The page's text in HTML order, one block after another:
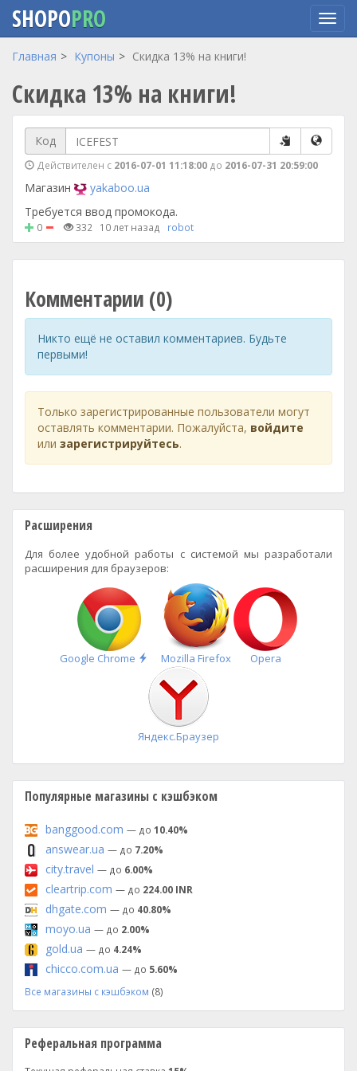
Перейти
основному
содержанию
SHOPOPRO
Главная Купоны Скидка 13% на книги!
Скидка 13% на книги!
Код
Действителен с 2016-07-01 11:18:00 до 2016-07-31 20:59:00
Магазин
yakaboo.ua
Требуется ввод промокода.
0 332 10 лет назад robot
Комментарии (0)
Никто ещё не оставил комментариев. Будьте
первыми!
Только зарегистрированные пользователи могут
оставлять комментарии. Пожалуйста, войдите
или зарегистрируйтесь.
Расширения
Для более удобной работы с системой мы разработали
расширения для браузеров:
Google Chrome
Быстрая
установка
Mozilla Firefox Opera
Яндекс.Браузер
Популярные магазины с кэшбэком
banggood.com — до 10.40%
answear.ua — до 7.20%
city.travel — до 6.00%
cleartrip.com — до 224.00 INR
dhgate.com — до 40.80%
moyo.ua — до 2.00%
gold.ua — до 4.24%
chicco.com.ua — до 5.60%
Все магазины с кэшбэком (8)
Реферальная программа